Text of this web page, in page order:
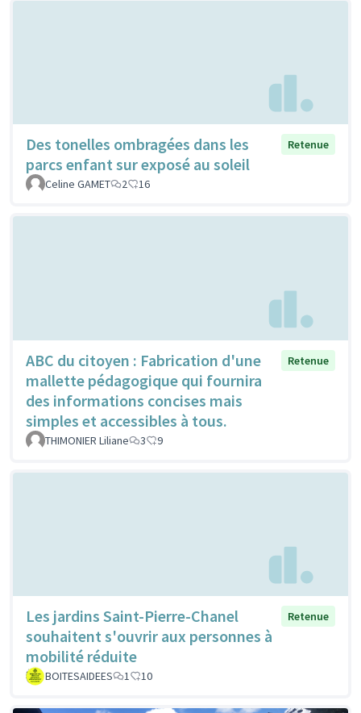
Des tonelles ombragées dans les
parcs enfant sur exposé au soleil
Retenue
Celine GAMET 2 16
ABC du citoyen : Fabrication d'une
mallette pédagogique qui fournira
des informations concises mais
simples et accessibles à tous.
Retenue
THIMONIER Liliane 3 9
Les jardins Saint-Pierre-Chanel
souhaitent s'ouvrir aux personnes à
mobilité réduite
Retenue
BOITESAIDEES 1 10